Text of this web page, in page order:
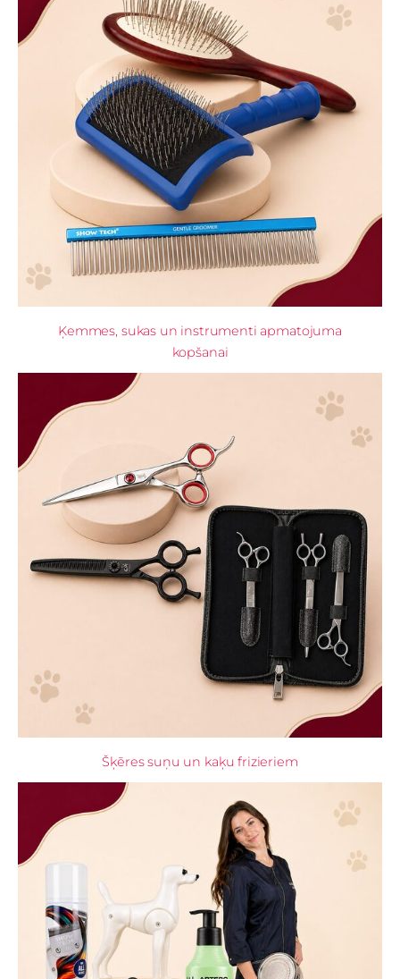
Ķemmes, sukas un instrumenti apmatojuma
kopšanai
Šķēres suņu un kaķu frizieriem